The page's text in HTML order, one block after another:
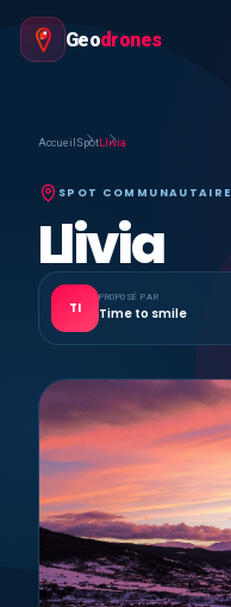
Geodrones
Accueil SpotLlivia
SPOT COMMUNAUTAIRE
Llivia
TI
PROPOSÉ PAR
Time to smile